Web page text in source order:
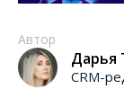
Автор
Дарья
CRM-